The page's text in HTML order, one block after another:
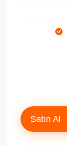
Satın Al